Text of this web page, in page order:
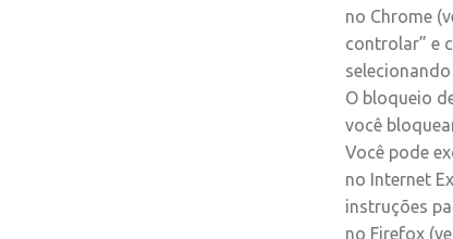
no Chrome
controlar” e
O bloqueio
você
Você pode
no Internet
instruções
no Firefox